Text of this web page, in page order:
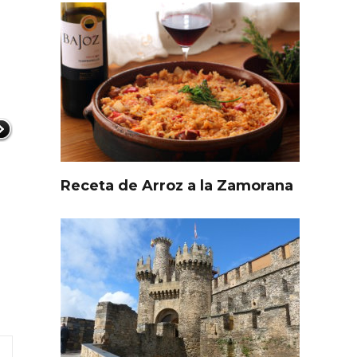
Receta de Arroz a la Zamorana
Fiesta de Primavera 2026 en
la Ruta del Vino de Cigales